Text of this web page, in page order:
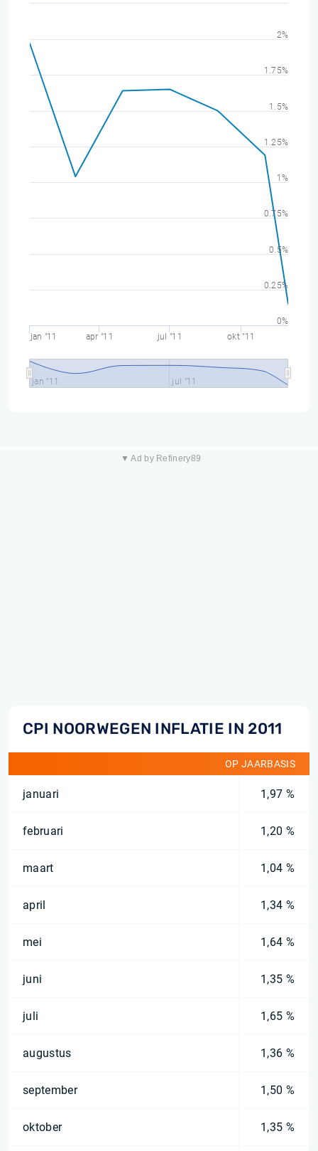
jan "11 apr "11 jul "11 okt "11
jan "11 jul "11
0%
0.25%
0.5%
0.75%
1%
1.25%
1.5%
1.75%
2%
▼ Ad by Refinery89
CPI NOORWEGEN INFLATIE IN 2011
OP JAARBASIS
januari 1,97 %
februari 1,20 %
maart 1,04 %
april 1,34 %
mei 1,64 %
juni 1,35 %
juli 1,65 %
augustus 1,36 %
september 1,50 %
oktober 1,35 %